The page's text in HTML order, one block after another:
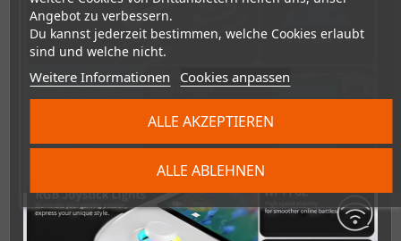
Angebot zu verbessern.
Du kannst jederzeit bestimmen, welche Cookies erlaubt
sind und welche nicht.
Weitere Informationen Cookies anpassen
ALLE ABLEHNEN
ALLE AKZEPTIEREN